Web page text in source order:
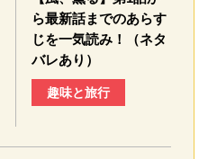
ら最新話までのあらす
じを一気読み！（ネタ
バレあり）
趣味と旅行